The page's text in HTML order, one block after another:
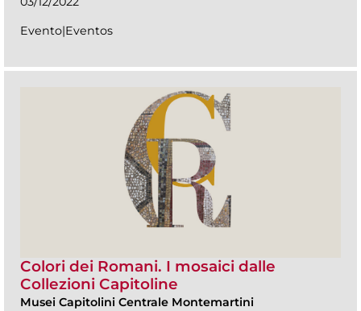
Evento|Eventos
Colori dei Romani. I mosaici dalle
Collezioni Capitoline
Musei Capitolini Centrale Montemartini